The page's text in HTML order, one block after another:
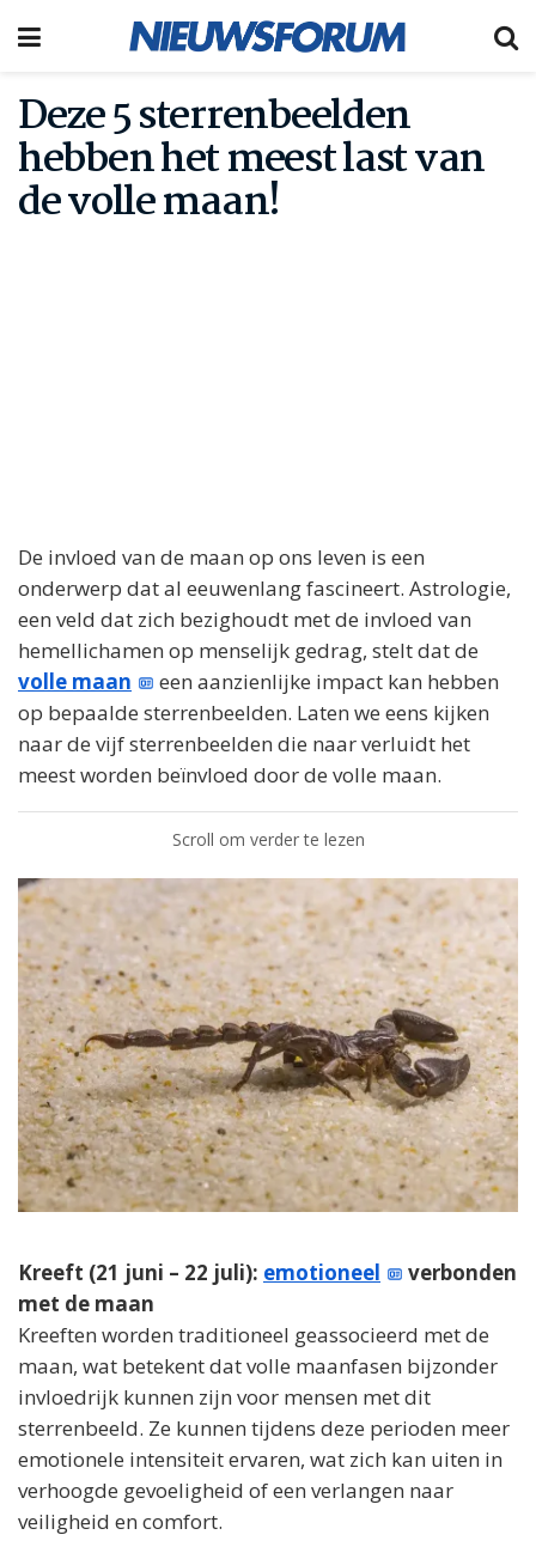
Deze 5 sterrenbeelden
hebben het meest last van
de volle maan!
De invloed van de maan op ons leven is een
onderwerp dat al eeuwenlang fascineert. Astrologie,
een veld dat zich bezighoudt met de invloed van
hemellichamen op menselijk gedrag, stelt dat de
volle maan
een aanzienlijke impact kan hebben
op bepaalde sterrenbeelden. Laten we eens kijken
naar de vijf sterrenbeelden die naar verluidt het
meest worden beïnvloed door de volle maan.
Scroll om verder te lezen
Kreeft (21 juni – 22 juli): emotioneel
verbonden
met de maan
Kreeften worden traditioneel geassocieerd met de
maan, wat betekent dat volle maanfasen bijzonder
invloedrijk kunnen zijn voor mensen met dit
sterrenbeeld. Ze kunnen tijdens deze perioden meer
emotionele intensiteit ervaren, wat zich kan uiten in
verhoogde gevoeligheid of een verlangen naar
veiligheid en comfort.